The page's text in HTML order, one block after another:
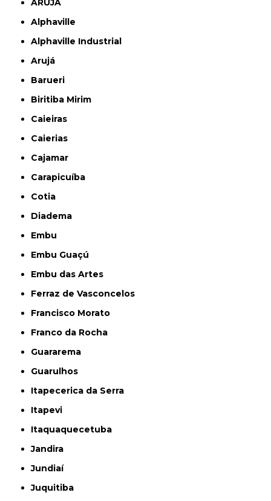
ARUJÁ
Alphaville
Alphaville Industrial
Arujá
Barueri
Biritiba Mirim
Caieiras
Caierias
Cajamar
Carapicuíba
Cotia
Diadema
Embu
Embu Guaçú
Embu das Artes
Ferraz de Vasconcelos
Francisco Morato
Franco da Rocha
Guararema
Guarulhos
Itapecerica da Serra
Itapevi
Itaquaquecetuba
Jandira
Jundiaí
Juquitiba